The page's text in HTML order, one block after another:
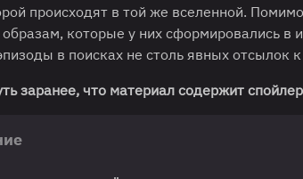
происходят в той же вселенной.
которые у них сформировались
в поисках не столь явных отсылок
заранее, что материал содержит